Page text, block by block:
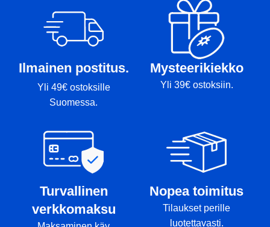
Ilmainen postitus.
Yli 49€ ostoksille
Suomessa.
Mysteerikiekko
Yli 39€ ostoksiin.
Turvallinen
verkkomaksu
Nopea toimitus
Tilaukset perille
luotettavasti.